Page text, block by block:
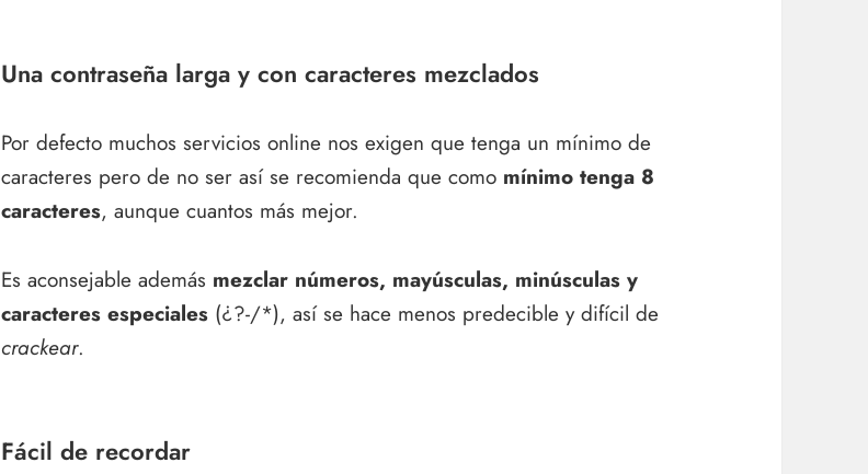
Una contraseña larga y con caracteres mezclados
Por defecto muchos servicios online nos exigen que tenga un mínimo de
caracteres pero de no ser así se recomienda que como mínimo tenga 8
caracteres, aunque cuantos más mejor.
Es aconsejable además mezclar números, mayúsculas, minúsculas y
caracteres especiales (¿?-/*), así se hace menos predecible y difícil de
crackear.
Fácil de recordar